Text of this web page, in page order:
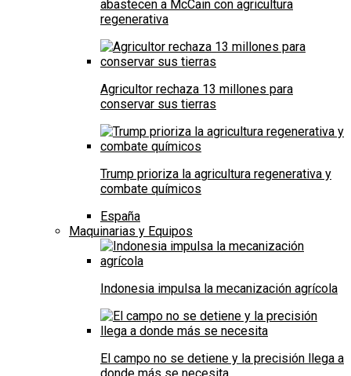
abastecen a McCain con agricultura
regenerativa
Agricultor rechaza 13 millones para
conservar sus tierras
Trump prioriza la agricultura regenerativa y
combate químicos
España
Maquinarias y Equipos
Indonesia impulsa la mecanización agrícola
El campo no se detiene y la precisión llega a